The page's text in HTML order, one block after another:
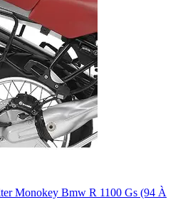
Monokey Bmw R 1100 Gs (94 À